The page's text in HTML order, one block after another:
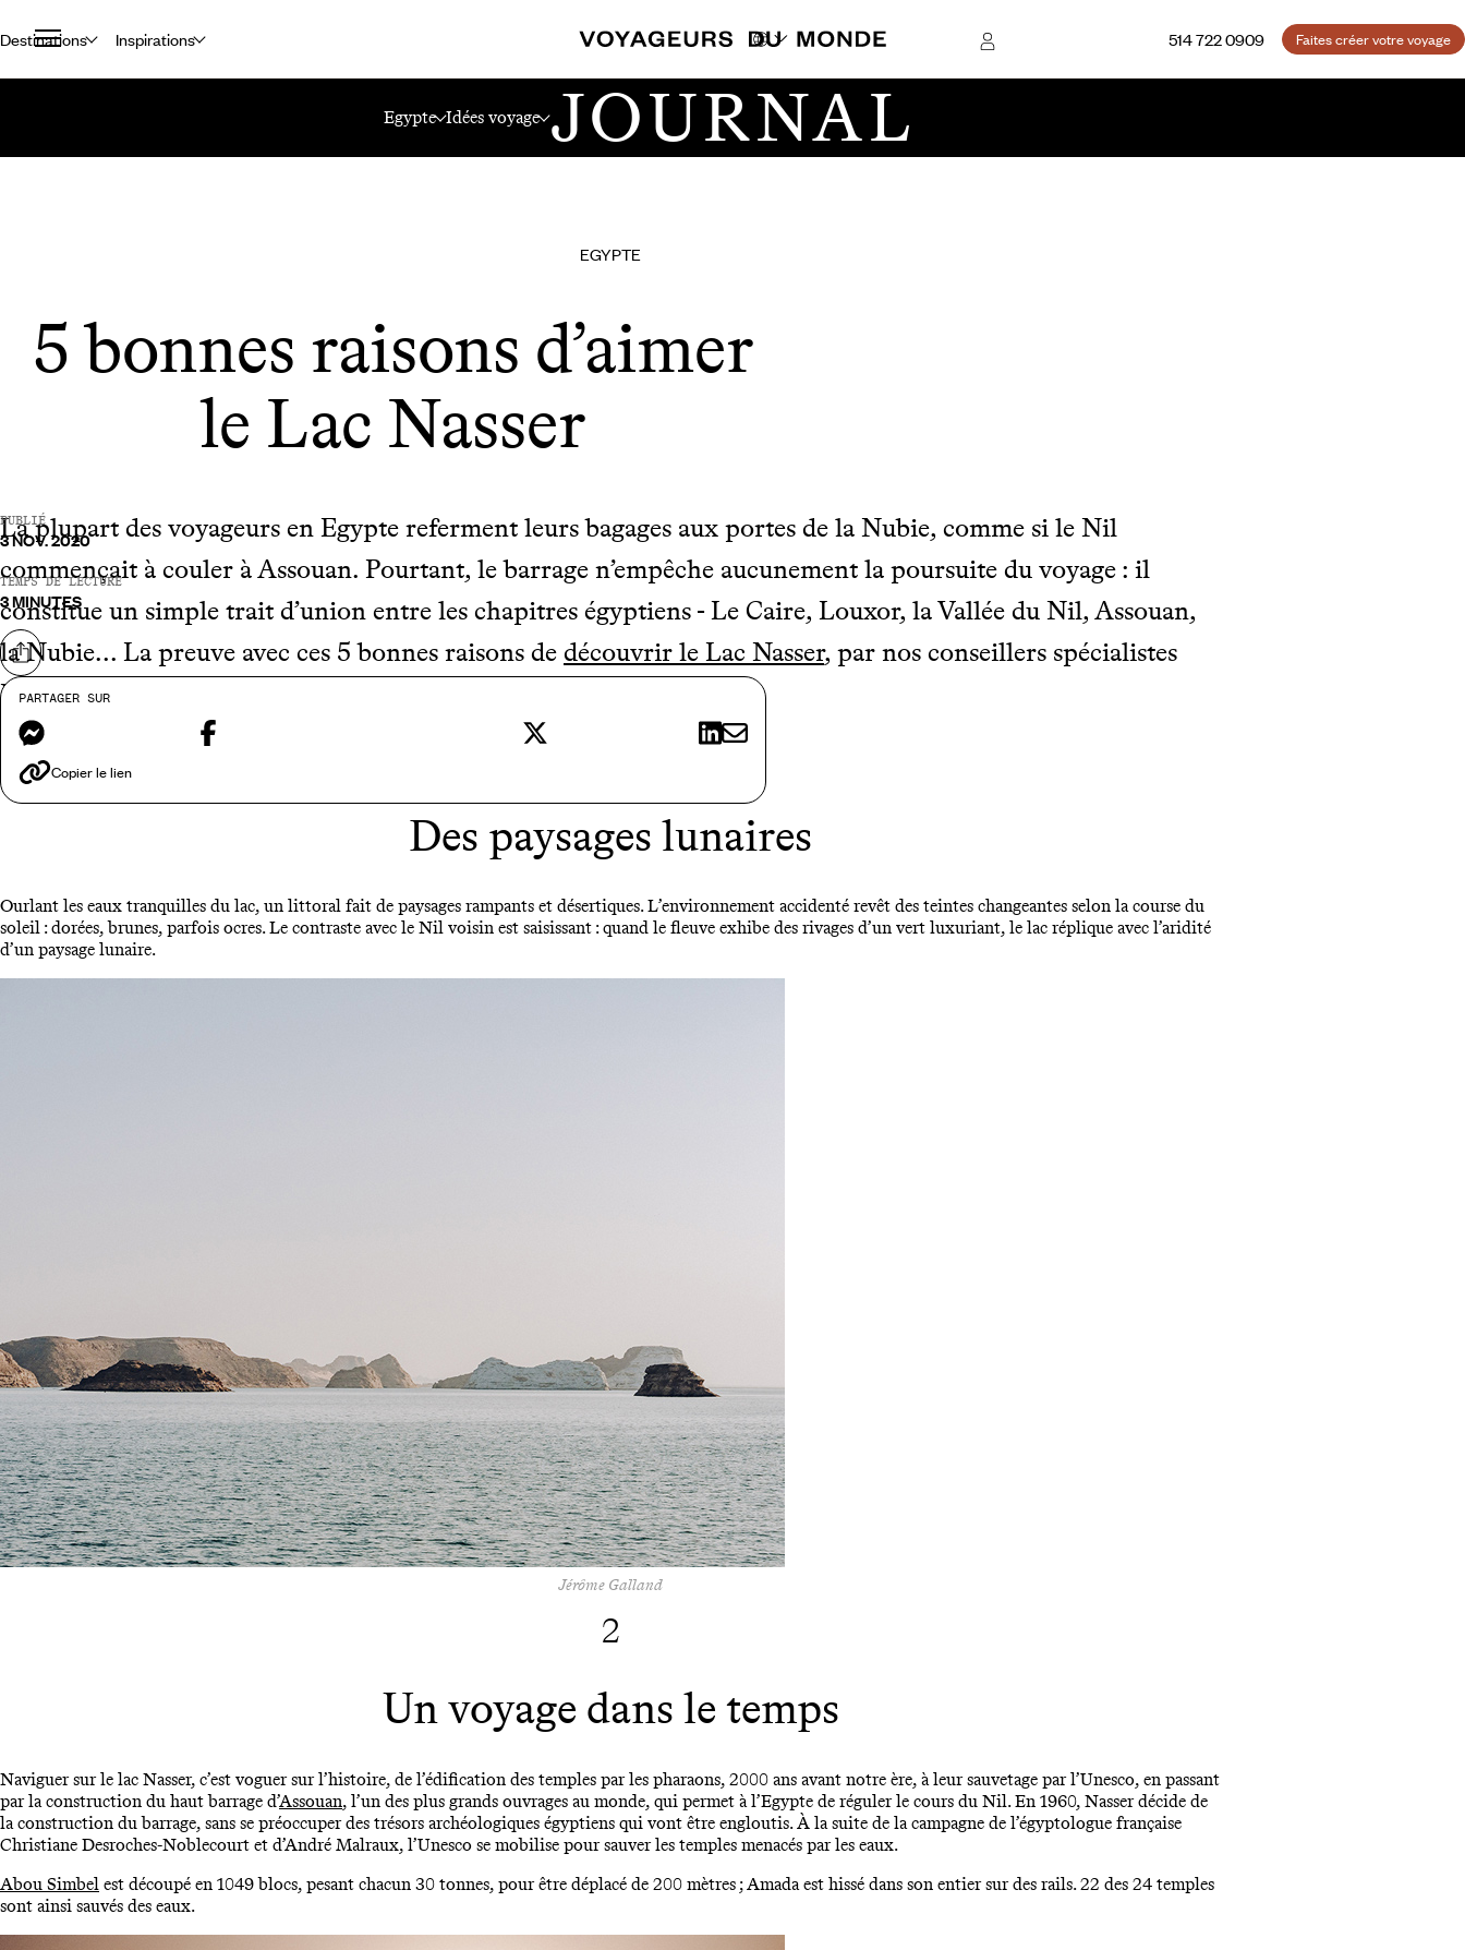
Destinations Inspirations 514 722 0909 Faites créer votre voyage
Egypte Idées voyage JOURNAL
EGYPTE
5 bonnes raisons d’aimer
le Lac Nasser
PUBLIÉ
3 NOV. 2020
TEMPS DE LECTURE
3 MINUTES
Partager sur
PARTAGER SUR
Messenger X LinkedIn
E-mail
Copier le lien
La plupart des voyageurs en Egypte referment leurs bagages aux portes de la Nubie, comme si le Nil
commençait à couler à Assouan. Pourtant, le barrage n’empêche aucunement la poursuite du voyage : il
constitue un simple trait d’union entre les chapitres égyptiens - Le Caire, Louxor, la Vallée du Nil, Assouan,
la Nubie... La preuve avec ces 5 bonnes raisons de découvrir le Lac Nasser, par nos conseillers spécialistes
Egypte.
Des paysages lunaires
Ourlant les eaux tranquilles du lac, un littoral fait de paysages rampants et désertiques. L’environnement accidenté revêt des teintes changeantes selon la course du
soleil : dorées, brunes, parfois ocres. Le contraste avec le Nil voisin est saisissant : quand le fleuve exhibe des rivages d’un vert luxuriant, le lac réplique avec l’aridité
d’un paysage lunaire.
Jérôme Galland
2
Un voyage dans le temps
Naviguer sur le lac Nasser, c’est voguer sur l’histoire, de l’édification des temples par les pharaons, 2000 ans avant notre ère, à leur sauvetage par l’Unesco, en passant
par la construction du haut barrage d’Assouan, l’un des plus grands ouvrages au monde, qui permet à l’Egypte de réguler le cours du Nil. En 1960, Nasser décide de
la construction du barrage, sans se préoccuper des trésors archéologiques égyptiens qui vont être engloutis. À la suite de la campagne de l’égyptologue française
Christiane Desroches-Noblecourt et d’André Malraux, l’Unesco se mobilise pour sauver les temples menacés par les eaux.
Abou Simbel est découpé en 1049 blocs, pesant chacun 30 tonnes, pour être déplacé de 200 mètres ; Amada est hissé dans son entier sur des rails. 22 des 24 temples
sont ainsi sauvés des eaux.